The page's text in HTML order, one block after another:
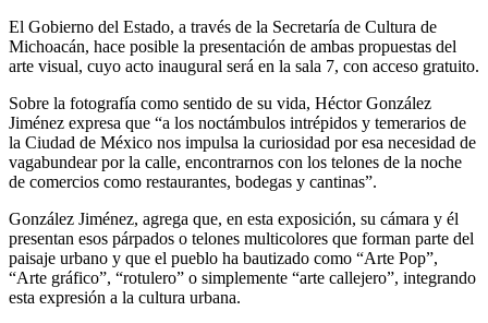
El Gobierno del Estado, a través de la Secretaría de Cultura de
Michoacán, hace posible la presentación de ambas propuestas del
arte visual, cuyo acto inaugural será en la sala 7, con acceso gratuito.
Sobre la fotografía como sentido de su vida, Héctor González
Jiménez expresa que “a los noctámbulos intrépidos y temerarios de
la Ciudad de México nos impulsa la curiosidad por esa necesidad de
vagabundear por la calle, encontrarnos con los telones de la noche
de comercios como restaurantes, bodegas y cantinas”.
González Jiménez, agrega que, en esta exposición, su cámara y él
presentan esos párpados o telones multicolores que forman parte del
paisaje urbano y que el pueblo ha bautizado como “Arte Pop”,
“Arte gráfico”, “rotulero” o simplemente “arte callejero”, integrando
esta expresión a la cultura urbana.